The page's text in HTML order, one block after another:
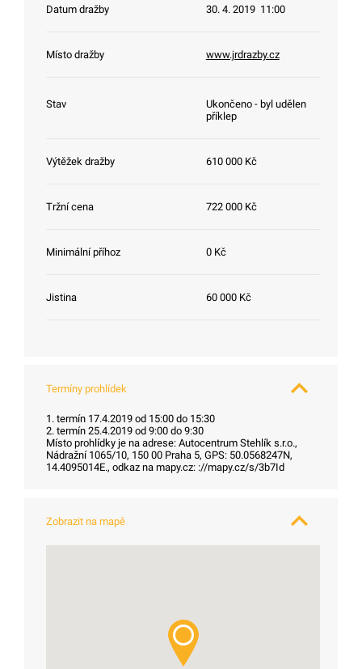
Datum dražby 30. 4. 2019 11:00
Místo dražby www.jrdrazby.cz
Stav
Ukončeno - byl udělen
příklep
Výtěžek dražby 610 000 Kč
Tržní cena 722 000 Kč
Minimální příhoz 0 Kč
Jistina 60 000 Kč
Termíny prohlídek
1. termín 17.4.2019 od 15:00 do 15:30
2. termín 25.4.2019 od 9:00 do 9:30
Místo prohlídky je na adrese: Autocentrum Stehlík s.r.o.,
Nádražní 1065/10, 150 00 Praha 5, GPS: 50.0568247N,
14.4095014E., odkaz na mapy.cz: ://mapy.cz/s/3b7Id
Zobrazit na mapě